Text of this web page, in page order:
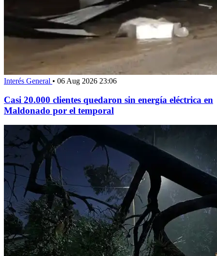
Interés General • 06 Aug 2026 23:06
Casi 20.000 clientes quedaron sin energía eléctrica en
Maldonado por el temporal